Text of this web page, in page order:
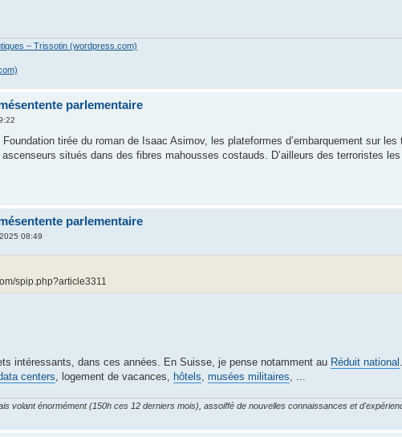
– Trissotin (wordpress.com)
parlementaire
tirée du roman de Isaac Asimov, les plateformes d’embarquement sur
situés dans des fibres mahousses costauds. D’ailleurs des terroristes
parlementaire
08:49
spip.php?article3311
intéressants, dans ces années. En Suisse, je pense notamment au Réduit national
centers, logement de vacances, hôtels,musées militaires, ...
volant énormément (150h ces 12 derniers mois), assoiffé de nouvelles connaissances et